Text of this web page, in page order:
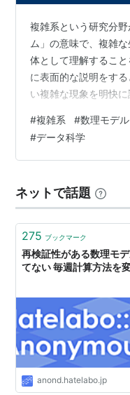
複雑系という研究分
ム」の意味で、複雑
体として理解するこ
に表面的な説明をす
い複雑な現象を明快
す。定義が曖昧な用
数値計算（コンピュ
た研究です。かつて
を極める中で、複雑
た。例えるなら、か
#複雑系 #数理モデル
#データ科学
ネットで話題
275 ブックマーク
再検証性がある数理モ
てない 毎週計算方法を
anond.hatelabo.jp